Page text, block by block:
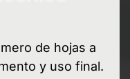
de hojas a
y uso final.